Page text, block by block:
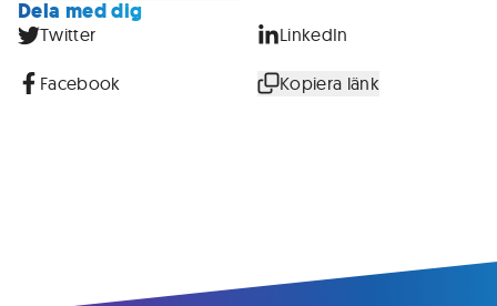
Dela med dig
Twitter LinkedIn
Facebook Kopiera länk